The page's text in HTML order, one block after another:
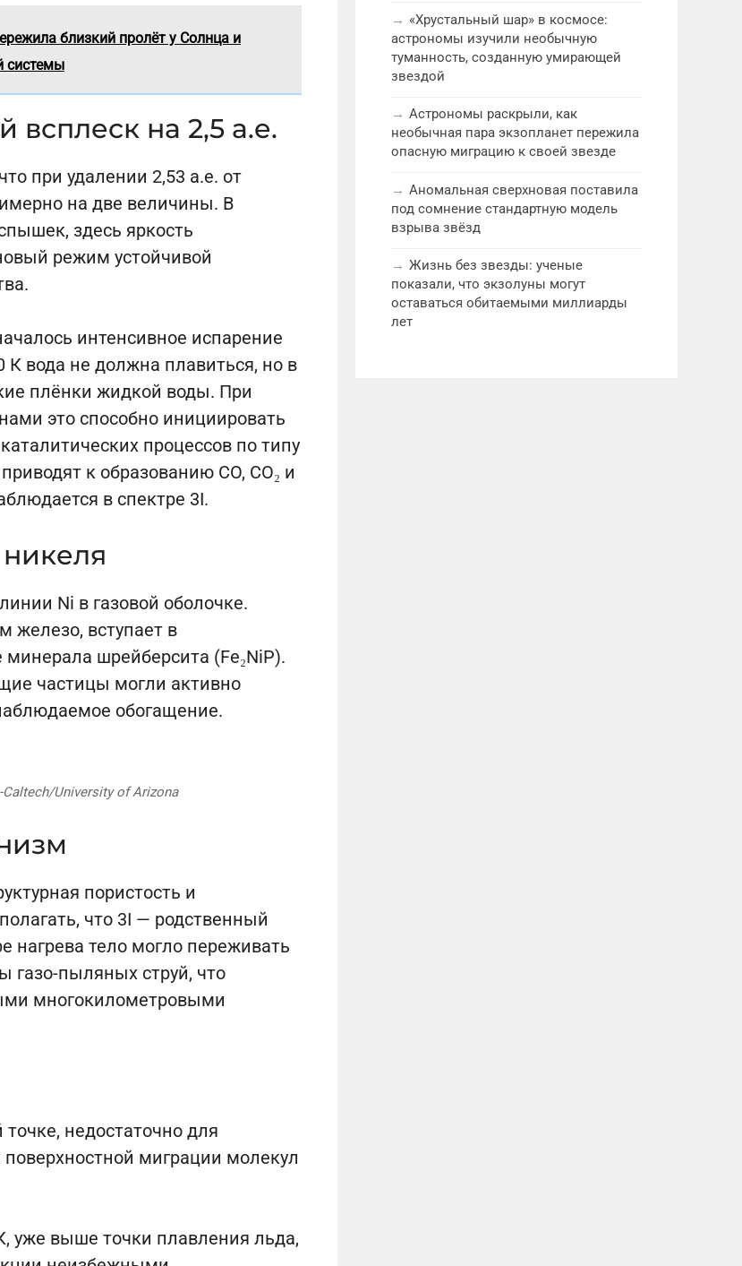
близкий пролёт у Солнца и
системы
всплеск на 2,5 а.е.
при удалении 2,53 а.е. от
на две величины. В
здесь яркость
режим устойчивой
интенсивное испарение
К вода не должна плавиться, но в
плёнки жидкой воды. При
это способно инициировать
процессов по типу
к образованию CO, CO₂ и
в спектре 3I.
Ni в газовой оболочке.
железо, вступает в
шрейберсита (Fe₂NiP).
частицы могли активно
обогащение.
University of Arizona
пористость и
что 3I — родственный
тело могло переживать
газо-пыляных струй, что
многокилометровыми
недостаточно для
миграции молекул
уже выше точки плавления льда,
«Хрустальный шар» в космосе:
астрономы изучили необычную
туманность, созданную умирающей
звездой
Астрономы раскрыли, как
необычная пара экзопланет пережила
опасную миграцию к своей звезде
Аномальная сверхновая поставила
под сомнение стандартную модель
взрыва звёзд
Жизнь без звезды: ученые
показали, что экзолуны могут
оставаться обитаемыми миллиарды
лет